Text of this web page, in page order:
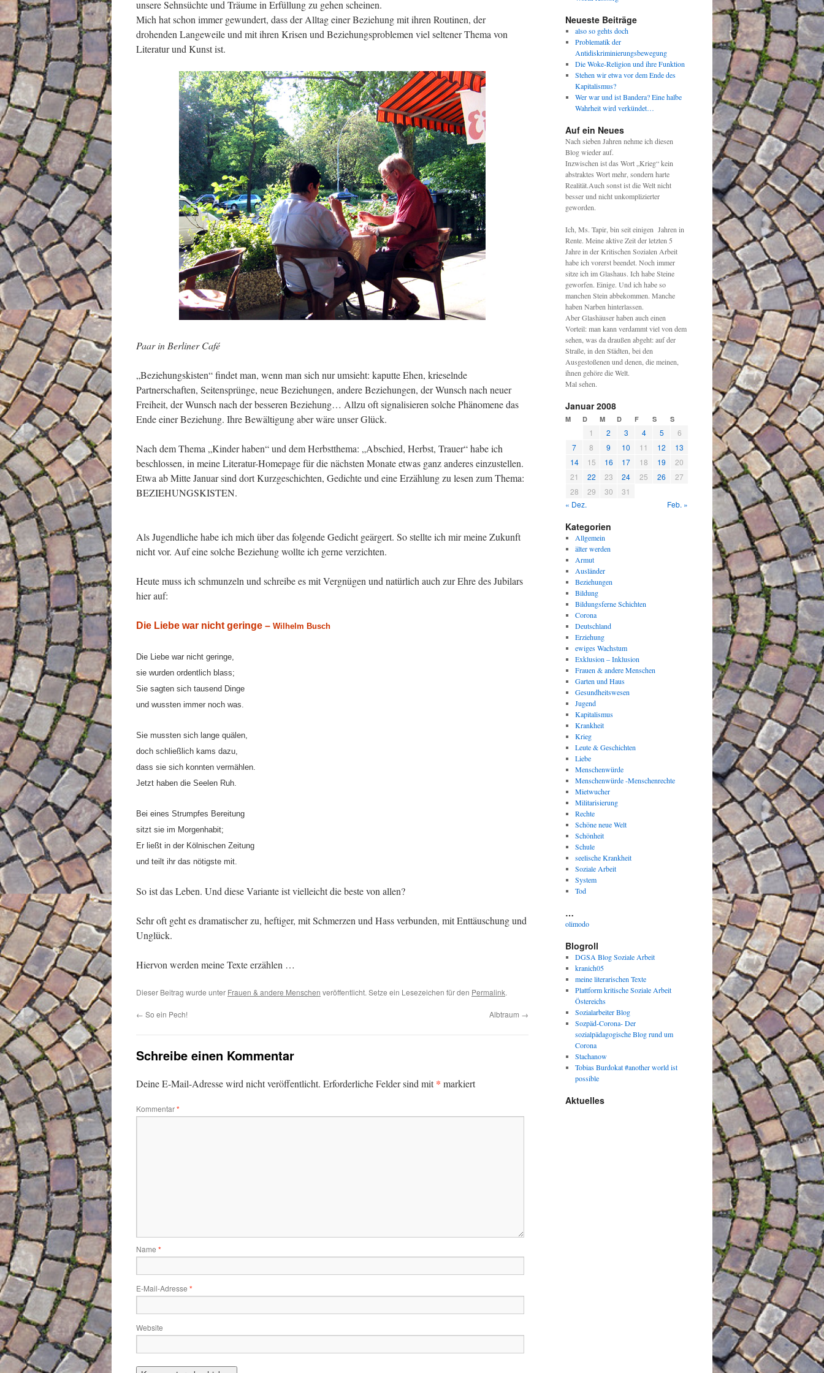
unsere Sehnsüchte und Träume in Erfüllung zu gehen scheinen.
Mich hat schon immer gewundert, dass der Alltag einer Beziehung mit ihren Routinen, der
drohenden Langeweile und mit ihren Krisen und Beziehungsproblemen viel seltener Thema von
Literatur und Kunst ist.
Paar in Berliner Café
„Beziehungskisten“ findet man, wenn man sich nur umsieht: kaputte Ehen, krieselnde
Partnerschaften, Seitensprünge, neue Beziehungen, andere Beziehungen, der Wunsch nach neuer
Freiheit, der Wunsch nach der besseren Beziehung… Allzu oft signalisieren solche Phänomene das
Ende einer Beziehung. Ihre Bewältigung aber wäre unser Glück.
Nach dem Thema „Kinder haben“ und dem Herbstthema: „Abschied, Herbst, Trauer“ habe ich
beschlossen, in meine Literatur-Homepage für die nächsten Monate etwas ganz anderes einzustellen.
Etwa ab Mitte Januar sind dort Kurzgeschichten, Gedichte und eine Erzählung zu lesen zum Thema:
BEZIEHUNGSKISTEN.
Als Jugendliche habe ich mich über das folgende Gedicht geärgert. So stellte ich mir meine Zukunft
nicht vor. Auf eine solche Beziehung wollte ich gerne verzichten.
Heute muss ich schmunzeln und schreibe es mit Vergnügen und natürlich auch zur Ehre des Jubilars
hier auf:
Die Liebe war nicht geringe – Wilhelm Busch
Die Liebe war nicht geringe,
sie wurden ordentlich blass;
Sie sagten sich tausend Dinge
und wussten immer noch was.
Sie mussten sich lange quälen,
doch schließlich kams dazu,
dass sie sich konnten vermählen.
Jetzt haben die Seelen Ruh.
Bei eines Strumpfes Bereitung
sitzt sie im Morgenhabit;
Er ließt in der Kölnischen Zeitung
und teilt ihr das nötigste mit.
So ist das Leben. Und diese Variante ist vielleicht die beste von allen?
Sehr oft geht es dramatischer zu, heftiger, mit Schmerzen und Hass verbunden, mit Enttäuschung und
Unglück.
Hiervon werden meine Texte erzählen …
Dieser Beitrag wurde unter Frauen & andere Menschen veröffentlicht. Setze ein Lesezeichen für den Permalink.
← So ein Pech! Albtraum →
Schreibe einen Kommentar
Deine E-Mail-Adresse wird nicht veröffentlicht. Erforderliche Felder sind mit* markiert
Kommentar*
Name *
E-Mail-Adresse *
Website
Neueste Beiträge
also so gehts doch
Problematik der
Antidiskriminierungsbewegung
Die Woke-Religion und ihre Funktion
Stehen wir etwa vor dem Ende des
Kapitalismus?
Wer war und ist Bandera? Eine halbe
Wahrheit wird verkündet…
Auf ein Neues
Nach sieben Jahren nehme ich diesen
Blog wieder auf.
Inzwischen ist das Wort „Krieg“ kein
abstraktes Wort mehr, sondern harte
Realität.Auch sonst ist die Welt nicht
besser und nicht unkomplizierter
geworden.
Ich, Ms. Tapir, bin seit einigen Jahren in
Rente. Meine aktive Zeit der letzten 5
Jahre in der Kritischen Sozialen Arbeit
habe ich vorerst beendet. Noch immer
sitze ich im Glashaus. Ich habe Steine
geworfen. Einige. Und ich habe so
manchen Stein abbekommen. Manche
haben Narben hinterlassen.
Aber Glashäuser haben auch einen
Vorteil: man kann verdammt viel von dem
sehen, was da draußen abgeht: auf der
Straße, in den Städten, bei den
Ausgestoßenen und denen, die meinen,
ihnen gehöre die Welt.
Mal sehen.
Januar 2008
M D M D F S S
1 2 3 4 5
6
7
8 9 10 11 12
13
14
15 16 17 18 19
20
21
22 23 24 25 26
27
28
29 30
31
« Dez.
Feb. »
Kategorien
Allgemein
älter werden
Armut
Ausländer
Beziehungen
Bildung
Bildungsferne Schichten
Corona
Deutschland
Erziehung
ewiges Wachstum
Exklusion – Inklusion
Frauen & andere Menschen
Garten und Haus
Gesundheitswesen
Jugend
Kapitalismus
Krankheit
Krieg
Leute & Geschichten
Liebe
Menschenwürde
Menschenwürde -Menschenrechte
Mietwucher
Militarisierung
Rechte
Schöne neue Welt
Schönheit
Schule
seelische Krankheit
Soziale Arbeit
System
Tod
…
olimodo
Blogroll
DGSA Blog Soziale Arbeit
kranich05
meine literarischen Texte
Plattform kritische Soziale Arbeit
Östereichs
Sozialarbeiter Blog
Sozpäd-Corona- Der
sozialpädagogische Blog rund um
Corona
Stachanow
Tobias Burdokat #another world ist
possible
Aktuelles